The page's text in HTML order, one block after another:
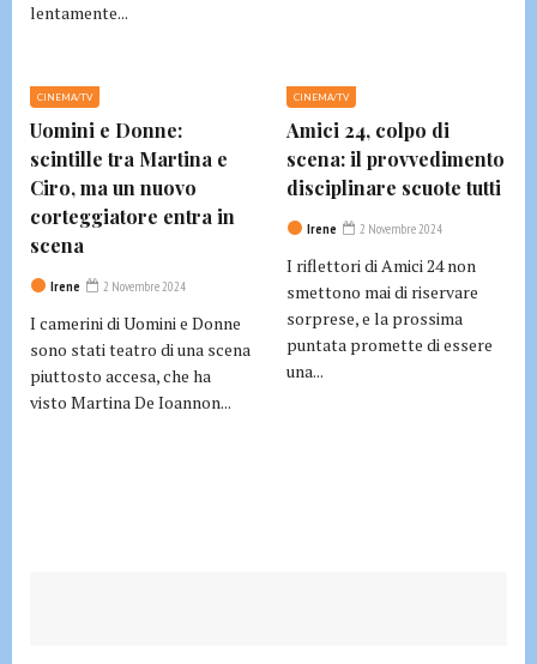
lentamente...
CINEMA/TV
Uomini e Donne:
scintille tra Martina e
Ciro, ma un nuovo
corteggiatore entra in
scena
Irene 2 Novembre 2024
I camerini di Uomini e Donne
sono stati teatro di una scena
piuttosto accesa, che ha
visto Martina De Ioannon...
CINEMA/TV
Amici 24, colpo di
scena: il provvedimento
disciplinare scuote tutti
Irene 2 Novembre 2024
I riflettori di Amici 24 non
smettono mai di riservare
sorprese, e la prossima
puntata promette di essere
una...